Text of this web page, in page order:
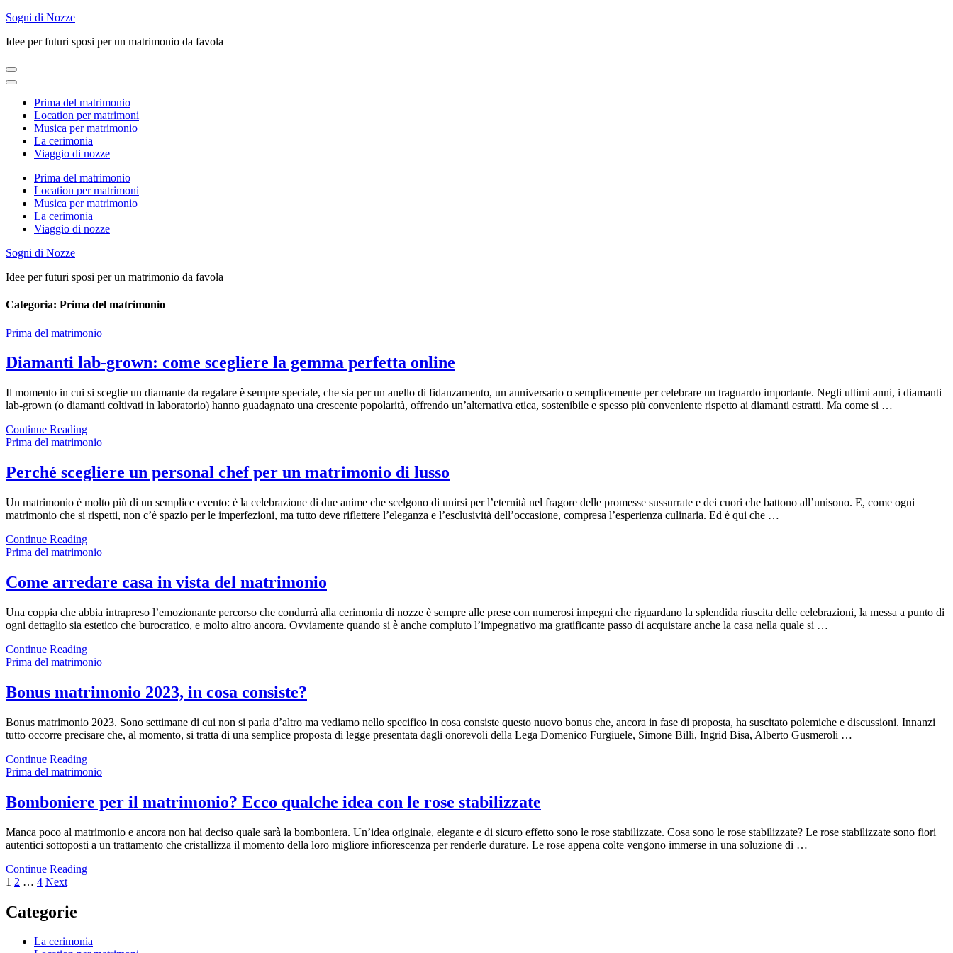
Skip
content
Enter)
Sogni di Nozze
Idee per futuri sposi per un matrimonio da favola
Prima del matrimonio
Location per matrimoni
Musica per matrimonio
La cerimonia
Viaggio di nozze
Prima del matrimonio
Location per matrimoni
Musica per matrimonio
La cerimonia
Viaggio di nozze
Sogni di Nozze
Idee per futuri sposi per un matrimonio da favola
Categoria: Prima del matrimonio
Prima del matrimonio
Diamanti lab-grown: come scegliere la gemma perfetta online
Il momento in cui si sceglie un diamante da regalare è sempre speciale, che sia per un anello di fidanzamento, un anniversario o semplicemente per celebrare un traguardo importante. Negli ultimi anni, i diamanti
lab-grown (o diamanti coltivati in laboratorio) hanno guadagnato una crescente popolarità, offrendo un’alternativa etica, sostenibile e spesso più conveniente rispetto ai diamanti estratti. Ma come si …
Continue Reading
Prima del matrimonio
Perché scegliere un personal chef per un matrimonio di lusso
Un matrimonio è molto più di un semplice evento: è la celebrazione di due anime che scelgono di unirsi per l’eternità nel fragore delle promesse sussurrate e dei cuori che battono all’unisono. E, come ogni
matrimonio che si rispetti, non c’è spazio per le imperfezioni, ma tutto deve riflettere l’eleganza e l’esclusività dell’occasione, compresa l’esperienza culinaria. Ed è qui che …
Continue Reading
Prima del matrimonio
Come arredare casa in vista del matrimonio
Una coppia che abbia intrapreso l’emozionante percorso che condurrà alla cerimonia di nozze è sempre alle prese con numerosi impegni che riguardano la splendida riuscita delle celebrazioni, la messa a punto di
ogni dettaglio sia estetico che burocratico, e molto altro ancora. Ovviamente quando si è anche compiuto l’impegnativo ma gratificante passo di acquistare anche la casa nella quale si …
Continue Reading
Prima del matrimonio
Bonus matrimonio 2023, in cosa consiste?
Bonus matrimonio 2023. Sono settimane di cui non si parla d’altro ma vediamo nello specifico in cosa consiste questo nuovo bonus che, ancora in fase di proposta, ha suscitato polemiche e discussioni. Innanzi
tutto occorre precisare che, al momento, si tratta di una semplice proposta di legge presentata dagli onorevoli della Lega Domenico Furgiuele, Simone Billi, Ingrid Bisa, Alberto Gusmeroli …
Continue Reading
Prima del matrimonio
Bomboniere per il matrimonio? Ecco qualche idea con le rose stabilizzate
Manca poco al matrimonio e ancora non hai deciso quale sarà la bomboniera. Un’idea originale, elegante e di sicuro effetto sono le rose stabilizzate. Cosa sono le rose stabilizzate? Le rose stabilizzate sono fiori
autentici sottoposti a un trattamento che cristallizza il momento della loro migliore infiorescenza per renderle durature. Le rose appena colte vengono immerse in una soluzione di …
Continue Reading
Paginazione
degli
articoli
Page
1 Page
2 … Page
4 Next
Categorie
La cerimonia